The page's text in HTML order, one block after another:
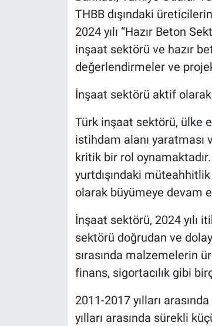
THBB dışındaki
2024 yılı “Hazır Beton
inşaat sektörü ve hazır
değerlendirmeler ve
İnşaat sektörü aktif
Türk inşaat sektörü, ülke
istihdam alanı yaratması
kritik bir rol
yurtdışındaki
olarak büyümeye devam
İnşaat sektörü, 2024 yılı
sektörü doğrudan ve
sırasında malzemelerin
finans, sigortacılık gibi
2011-2017 yılları
yılları arasında sürekli